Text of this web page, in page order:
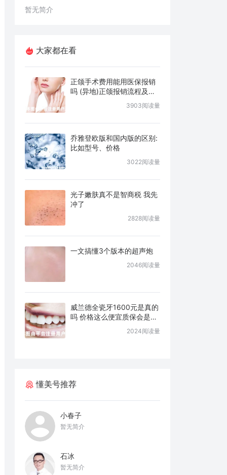
暂无简介
大家都在看
正颌手术费用能用医保报销
吗 (异地)正颌报销流程及条
3903阅读量
乔雅登欧版和国内版的区别:
比如型号、价格
3022阅读量
光子嫩肤真不是智商税 我先
冲了
2828阅读量
一文搞懂3个版本的超声炮
2046阅读量
威兰德全瓷牙1600元是真的
吗 价格这么便宜质保会是几
2024阅读量
懂美号推荐
小春子
暂无简介
石冰
暂无简介